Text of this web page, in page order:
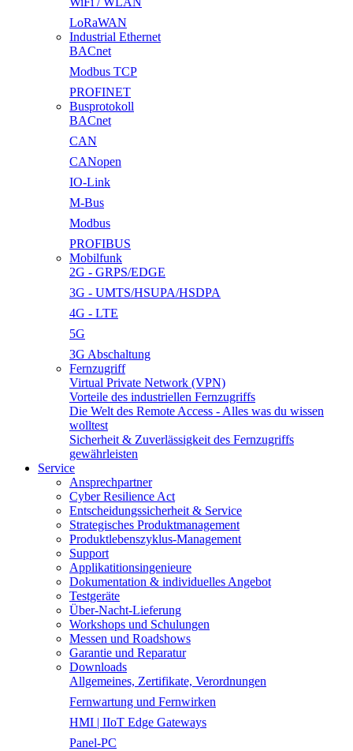
LoRaWAN
Industrial Ethernet
BACnet
Modbus TCP
PROFINET
Busprotokoll
BACnet
CAN
CANopen
IO-Link
M-Bus
Modbus
PROFIBUS
Mobilfunk
2G - GRPS/EDGE
3G - UMTS/HSUPA/HSDPA
4G - LTE
5G
3G Abschaltung
Fernzugriff
Virtual Private Network (VPN)
Vorteile des industriellen Fernzugriffs
Die Welt des Remote Access - Alles was du wissen
wolltest
Sicherheit & Zuverlässigkeit des Fernzugriffs
gewährleisten
Service
Ansprechpartner
Cyber Resilience Act
Entscheidungssicherheit & Service
Strategisches Produktmanagement
Produktlebenszyklus-Management
Support
Applikatitionsingenieure
Dokumentation & individuelles Angebot
Testgeräte
Über-Nacht-Lieferung
Workshops und Schulungen
Messen und Roadshows
Garantie und Reparatur
Downloads
Allgemeines, Zertifikate, Verordnungen
Fernwartung und Fernwirken
HMI | IIoT Edge Gateways
Panel-PC